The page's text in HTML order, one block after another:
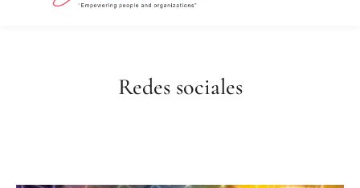
Redes sociales